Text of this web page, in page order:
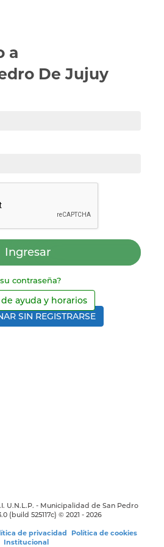
a
De Jujuy
Ingresar
contraseña?
SIN REGISTRARSE
ayuda y horarios
U.N.L.P. - Municipalidad de San Pedro
(build 525117c) © 2021 - 2026
de privacidad
Política de cookies
Institucional